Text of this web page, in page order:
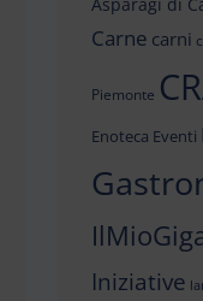
Carne carni
Piemonte
Enoteca Eventi
Iniziative